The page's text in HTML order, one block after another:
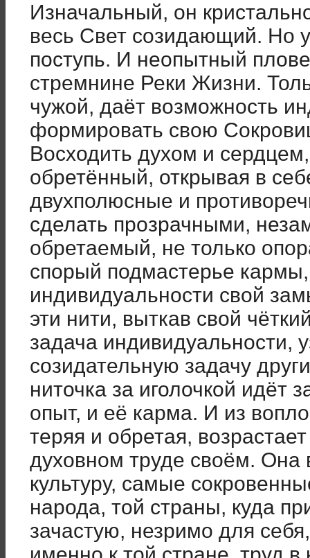
Изначальный, он
весь Свет созидающий. Но
поступь. И неопытный
стремнине Реки Жизни.
чужой, даёт возможность
формировать свою
Восходить духом и
обретённый, открывая в
двухполюсные и
сделать прозрачными,
обретаемый, не только
спорый подмастерье
индивидуальности свой
эти нити, выткав свой
задача индивидуальности,
созидательную задачу
ниточка за иголочкой идёт
опыт, и её карма. И из
теряя и обретая,
духовном труде своём. Она
культуру, самые
народа, той страны, куда
зачастую, незримо для